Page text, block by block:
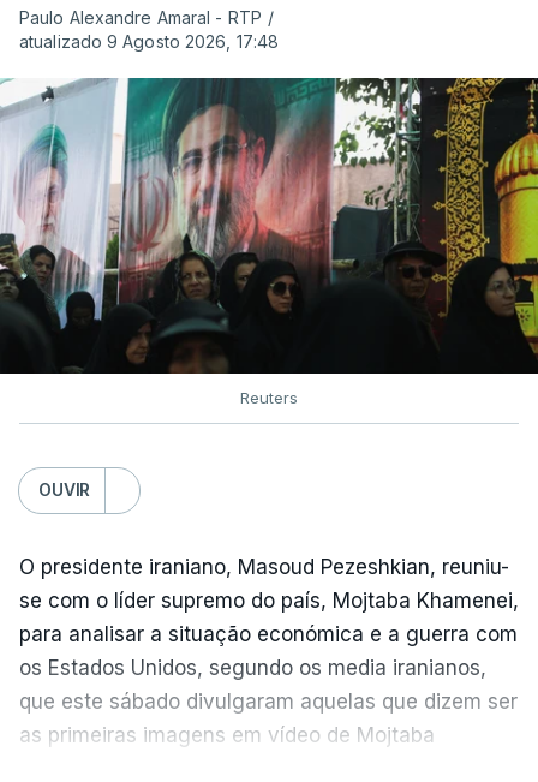
Paulo Alexandre Amaral - RTP /
atualizado 9 Agosto 2026, 17:48
Reuters
OUVIR
O presidente iraniano, Masoud Pezeshkian, reuniu-
se com o líder supremo do país, Mojtaba Khamenei,
para analisar a situação económica e a guerra com
os Estados Unidos, segundo os media iranianos,
que este sábado divulgaram aquelas que dizem ser
as primeiras imagens em vídeo de Mojtaba